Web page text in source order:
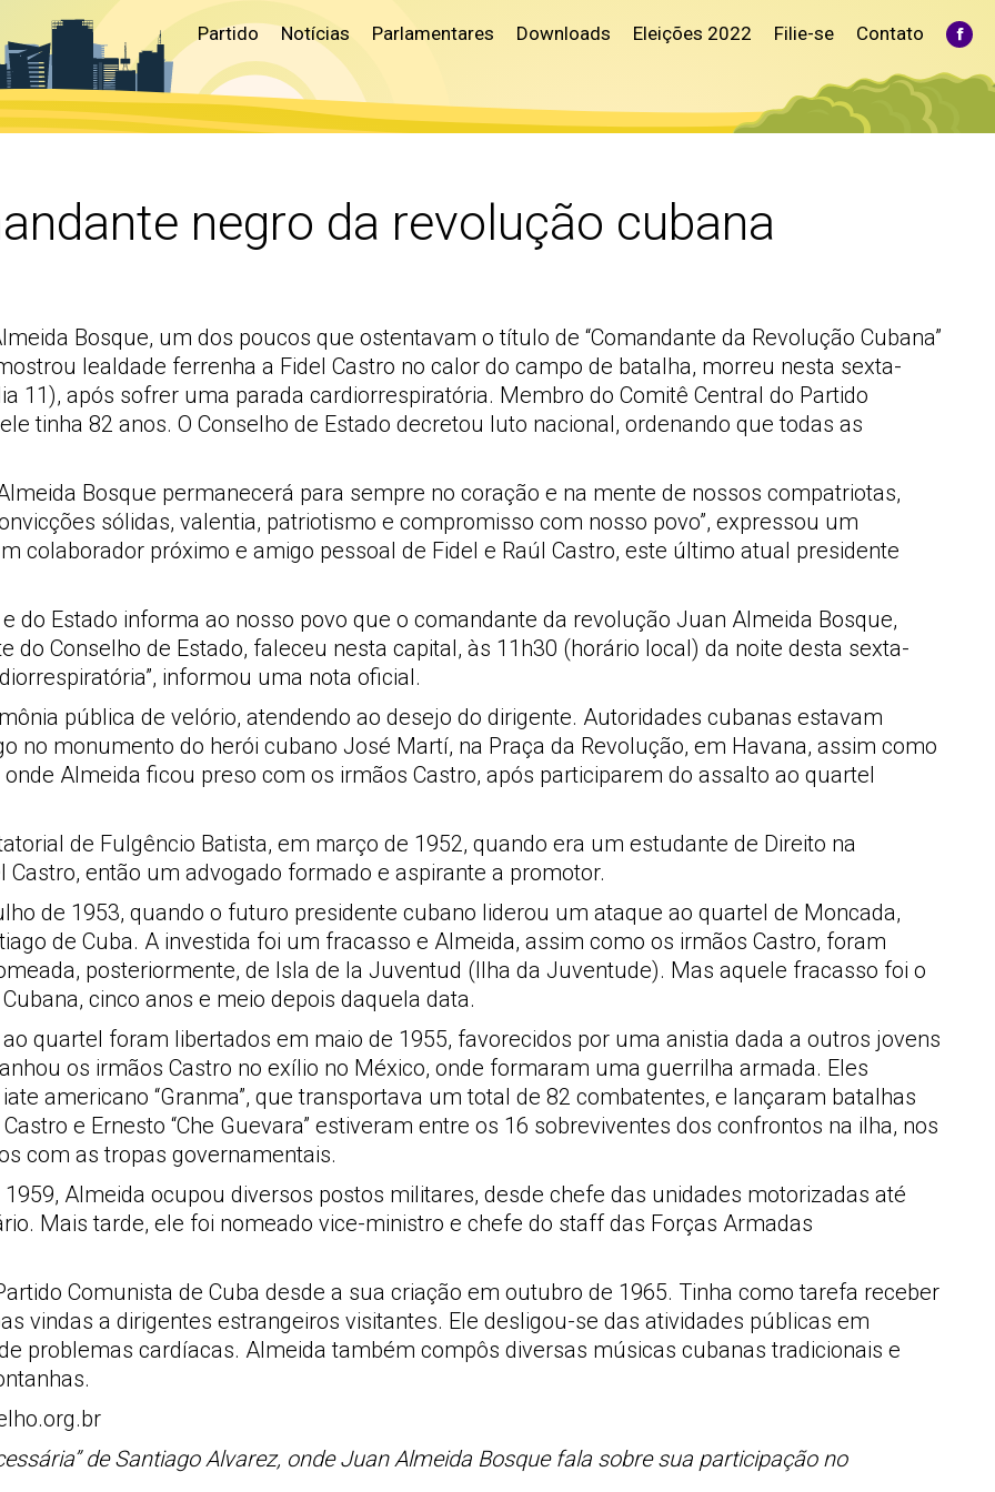
Partido Notícias Parlamentares Downloads Eleições 2022 Filie-se Contato
negro da revolução cubana
Bosque, um dos poucos que ostentavam o título de “Comandante da Revolução Cubana”
lealdade ferrenha a Fidel Castro no calor do campo de batalha, morreu nesta sexta-
11), após sofrer uma parada cardiorrespiratória. Membro do Comitê Central do Partido
tinha 82 anos. O Conselho de Estado decretou luto nacional, ordenando que todas as
Bosque permanecerá para sempre no coração e na mente de nossos compatriotas,
sólidas, valentia, patriotismo e compromisso com nosso povo”, expressou um
colaborador próximo e amigo pessoal de Fidel e Raúl Castro, este último atual presidente
do Estado informa ao nosso povo que o comandante da revolução Juan Almeida Bosque,
do Conselho de Estado, faleceu nesta capital, às 11h30 (horário local) da noite desta sexta-
informou uma nota oficial.
pública de velório, atendendo ao desejo do dirigente. Autoridades cubanas estavam
no monumento do herói cubano José Martí, na Praça da Revolução, em Havana, assim como
Almeida ficou preso com os irmãos Castro, após participarem do assalto ao quartel
de Fulgêncio Batista, em março de 1952, quando era um estudante de Direito na
então um advogado formado e aspirante a promotor.
de 1953, quando o futuro presidente cubano liderou um ataque ao quartel de Moncada,
de Cuba. A investida foi um fracasso e Almeida, assim como os irmãos Castro, foram
posteriormente, de Isla de la Juventud (Ilha da Juventude). Mas aquele fracasso foi o
cinco anos e meio depois daquela data.
quartel foram libertados em maio de 1955, favorecidos por uma anistia dada a outros jovens
os irmãos Castro no exílio no México, onde formaram uma guerrilha armada. Eles
americano “Granma”, que transportava um total de 82 combatentes, e lançaram batalhas
e Ernesto “Che Guevara” estiveram entre os 16 sobreviventes dos confrontos na ilha, nos
com as tropas governamentais.
Almeida ocupou diversos postos militares, desde chefe das unidades motorizadas até
Mais tarde, ele foi nomeado vice-ministro e chefe do staff das Forças Armadas
Comunista de Cuba desde a sua criação em outubro de 1965. Tinha como tarefa receber
vindas a dirigentes estrangeiros visitantes. Ele desligou-se das atividades públicas em
problemas cardíacas. Almeida também compôs diversas músicas cubanas tradicionais e
de Santiago Alvarez, onde Juan Almeida Bosque fala sobre sua participação no